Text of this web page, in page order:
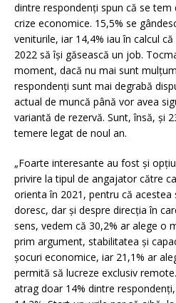
dintre respondenți spun că se tem
crize economice. 15,5% se
veniturile, iar 14,4% iau în calcul
2022 să își găsească un job.
moment, dacă nu mai sunt
respondenți sunt mai degrabă
actual de muncă până vor avea
variantă de rezervă. Sunt, însă, și
temere legat de noul an.
„Foarte interesante au fost și
privire la tipul de angajator către
orienta în 2021, pentru că acestea
doresc, dar și despre direcția în
sens, vedem că 30,2% ar alege o
prim argument, stabilitatea și
șocuri economice, iar 21,1% ar
permită să lucreze exclusiv
atrag doar 14% dintre